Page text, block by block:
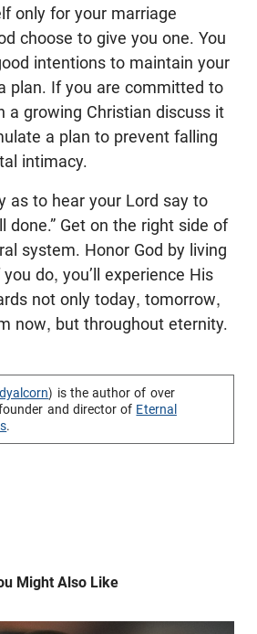
only for your marriage
choose to give you one. You
intentions to maintain your
plan. If you are committed to
a growing Christian discuss it
a plan to prevent falling
intimacy.
as to hear your Lord say to
done.” Get on the right side of
system. Honor God by living
do, you’ll experience His
not only today, tomorrow,
now, but throughout eternity.
) is the author of over
and director of Eternal
.
Might Also Like